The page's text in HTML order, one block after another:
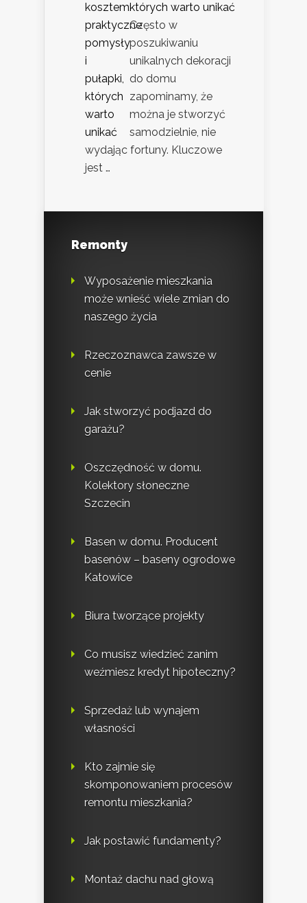
których warto unikać
Często w
poszukiwaniu
unikalnych dekoracji
do domu
zapominamy, że
można je stworzyć
samodzielnie, nie
wydając fortuny. Kluczowe
jest …
Remonty
Wyposażenie mieszkania
może wnieść wiele zmian do
naszego życia
Rzeczoznawca zawsze w
cenie
Jak stworzyć podjazd do
garażu?
Oszczędność w domu.
Kolektory słoneczne
Szczecin
Basen w domu. Producent
basenów – baseny ogrodowe
Katowice
Biura tworzące projekty
Co musisz wiedzieć zanim
weźmiesz kredyt hipoteczny?
Sprzedaż lub wynajem
własności
Kto zajmie się
skomponowaniem procesów
remontu mieszkania?
Jak postawić fundamenty?
Montaż dachu nad głową